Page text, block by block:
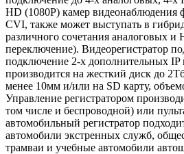
HD (1080P) камер
CVI, также может выступать в
различного сочетания аналоговых и
переключение). Видеорегистратор
подключение 2-x дополнительных IP
производится на жесткий диск до
менее 10мм и/или на SD карту,
Управление регистратором
том числе и беспроводной) или
автомобильный регистратор
автомобили экстренных служб,
трамваи и учебные автомобили